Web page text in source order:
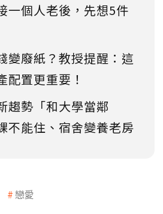
一個人老後，先想5件
變廢紙？教授提醒：這
配置更重要！
趨勢「和大學當鄰
不能住、宿舍變養老房
戀愛